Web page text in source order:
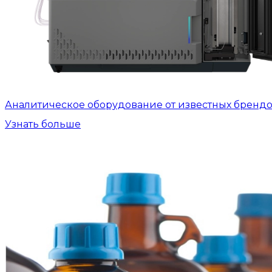
Аналитическое оборудование от известных
Узнать больше